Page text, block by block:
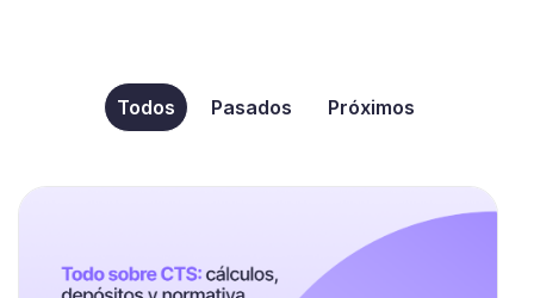
Todos Pasados Próximos